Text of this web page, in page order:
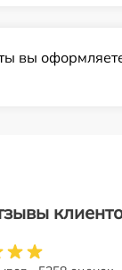
вы